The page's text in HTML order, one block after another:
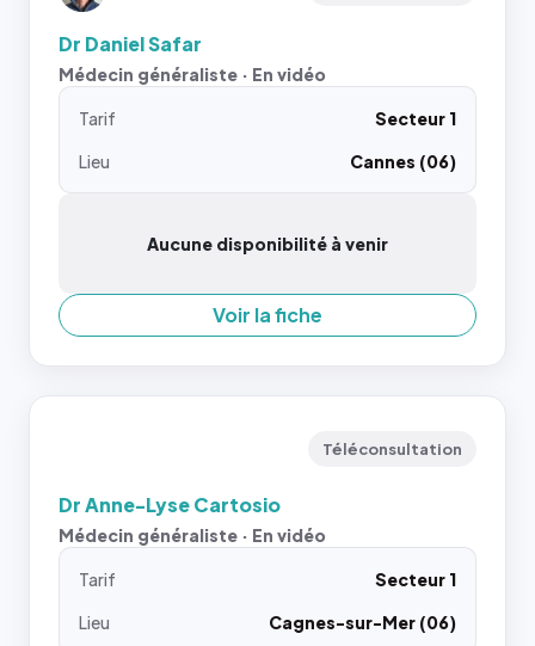
Dr Daniel Safar
Médecin généraliste · En vidéo
Tarif
Secteur 1
Lieu
Cannes (06)
Aucune disponibilité à venir
Voir la fiche
Téléconsultation
Dr Anne-Lyse Cartosio
Médecin généraliste · En vidéo
Tarif
Secteur 1
Lieu
Cagnes-sur-Mer (06)